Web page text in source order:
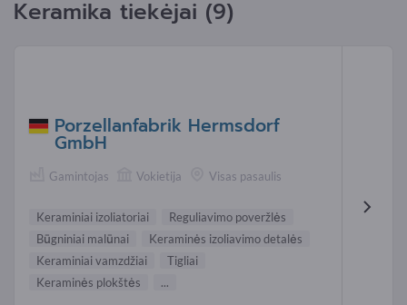
Keramika tiekėjai (9)
Porzellanfabrik Hermsdorf
GmbH
Gamintojas Vokietija Visas pasaulis
Keraminiai izoliatoriai
Reguliavimo poveržlės
Būgniniai malūnai
Keraminės izoliavimo detalės
Keraminiai vamzdžiai
Tigliai
Keraminės plokštės
...